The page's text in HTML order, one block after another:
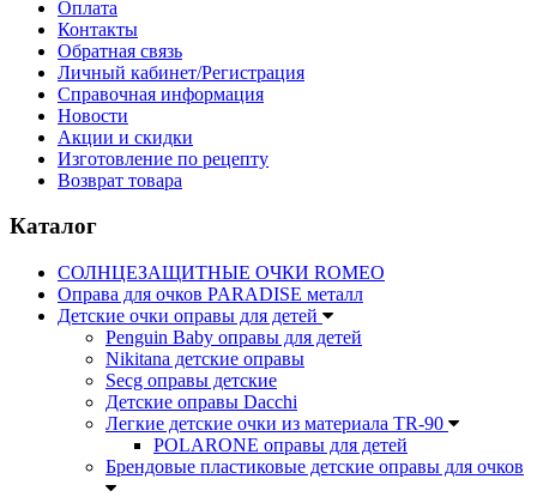
Оплата
Контакты
Обратная связь
Личный кабинет/Регистрация
Справочная информация
Новости
Акции и скидки
Изготовление по рецепту
Возврат товара
Каталог
СОЛНЦЕЗАЩИТНЫЕ ОЧКИ ROMEO
Оправа для очков PARADISE металл
Детские очки оправы для детей
Penguin Baby оправы для детей
Nikitana детские оправы
Secg оправы детские
Детские оправы Dacchi
Легкие детские очки из материала TR-90
POLARONE оправы для детей
Брендовые пластиковые детские оправы для очков